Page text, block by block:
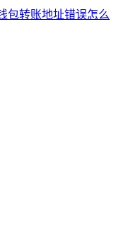
包转账地址错误怎么